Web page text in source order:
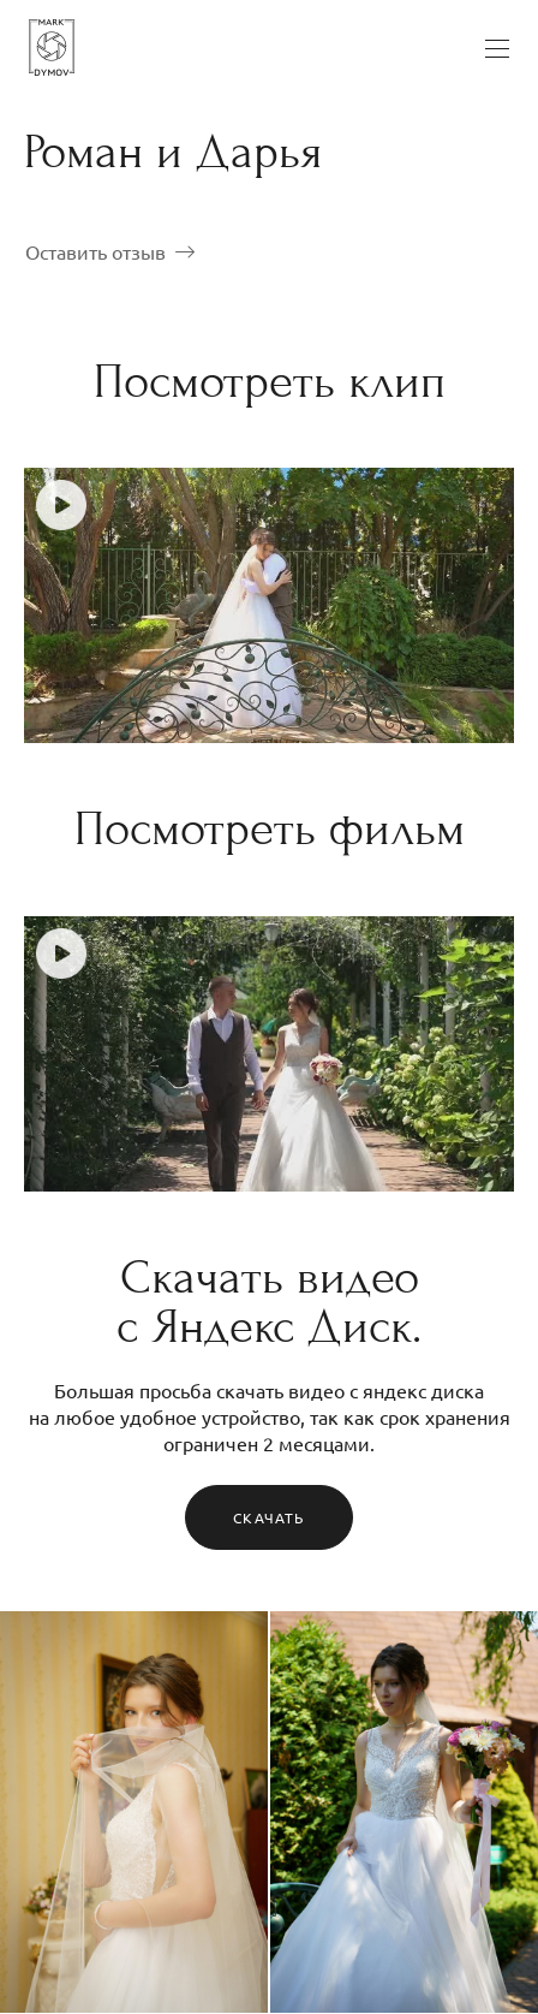
Роман и Дарья
Оставить отзыв
Посмотреть клип
Посмотреть фильм
Скачать видео
с Яндекс Диск.
Большая просьба скачать видео с яндекс диска
на любое удобное устройство, так как срок хранения
ограничен 2 месяцами.
СКАЧАТЬ